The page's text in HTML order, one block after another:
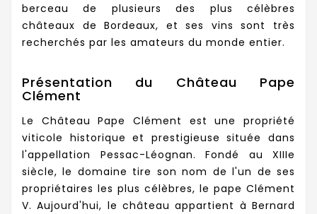
berceau de plusieurs des plus célèbres
châteaux de Bordeaux, et ses vins sont très
recherchés par les amateurs du monde entier.
Présentation du Château Pape
Clément
Le Château Pape Clément est une propriété
viticole historique et prestigieuse située dans
l'appellation Pessac-Léognan. Fondé au XIIIe
siècle, le domaine tire son nom de l'un de ses
propriétaires les plus célèbres, le pape Clément
V. Aujourd'hui, le château appartient à Bernard